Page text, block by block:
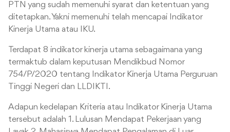
PTN yang sudah memenuhi syarat dan ketentuan yang
ditetapkan. Yakni memenuhi telah mencapai Indikator
Kinerja Utama atau IKU.
Terdapat 8 indikator kinerja utama sebagaimana yang
termaktub dalam keputusan Mendikbud Nomor
754/P/2020 tentang Indikator Kinerja Utama Perguruan
Tinggi Negeri dan LLDIKTI.
Adapun kedelapan Kriteria atau Indikator Kinerja Utama
tersebut adalah 1. Lulusan Mendapat Pekerjaan yang